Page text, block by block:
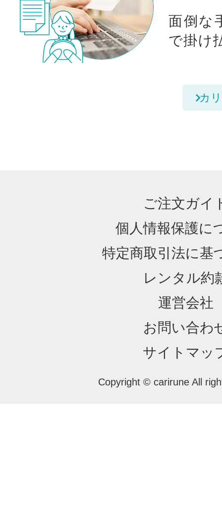
面倒な
で掛け
カ
ご注文ガイ
個人情報保護に
特定商取引法に基
レンタル約
運営会社
お問い合わ
サイトマッ
Copyright © carirune All